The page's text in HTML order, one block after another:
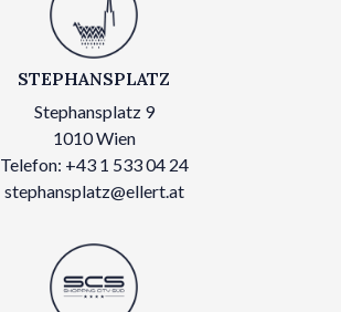
STEPHANSPLATZ
Stephansplatz 9
1010 Wien
Telefon: +43 1 533 04 24
stephansplatz@ellert.at